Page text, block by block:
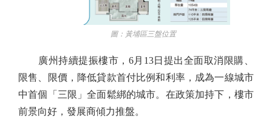
圖：黃埔區三盤位置
廣州持續提振樓市，6月13日提出全面取消限購、
限售、限價，降低貸款首付比例和利率，成為一線城市
中首個「三限」全面鬆綁的城市。在政策加持下，樓市
前景向好，發展商傾力推盤。